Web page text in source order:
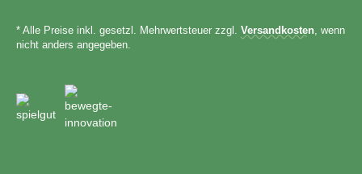
* Alle Preise inkl. gesetzl. Mehrwertsteuer zzgl. Versandkosten, wenn
nicht anders angegeben.